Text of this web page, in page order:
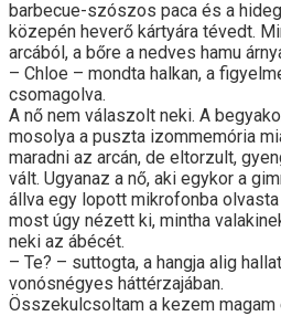
barbecue-szószos paca és a
közepén heverő kártyára tévedt.
arcából, a bőre a nedves hamu
– Chloe – mondta halkan, a
csomagolva.
A nő nem válaszolt neki. A
mosolya a puszta izommemória
maradni az arcán, de eltorzult,
vált. Ugyanaz a nő, aki egykor a
állva egy lopott mikrofonba
most úgy nézett ki, mintha
neki az ábécét.
– Te? – suttogta, a hangja alig
vonósnégyes háttérzajában.
Összekulcsoltam a kezem magam